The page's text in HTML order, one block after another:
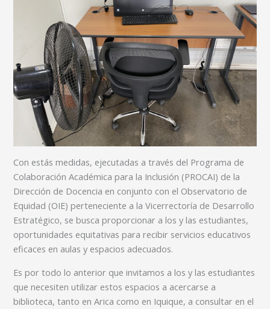
Con estás medidas, ejecutadas a través del Programa de
Colaboración Académica para la Inclusión (PROCAI) de la
Dirección de Docencia en conjunto con el Observatorio de
Equidad (OIE) perteneciente a la Vicerrectoría de Desarrollo
Estratégico, se busca proporcionar a los y las estudiantes,
oportunidades equitativas para recibir servicios educativos
eficaces en aulas y espacios adecuados.
Es por todo lo anterior que invitamos a los y las estudiantes
que necesiten utilizar estos espacios a acercarse a
biblioteca, tanto en Arica como en Iquique, a consultar en el